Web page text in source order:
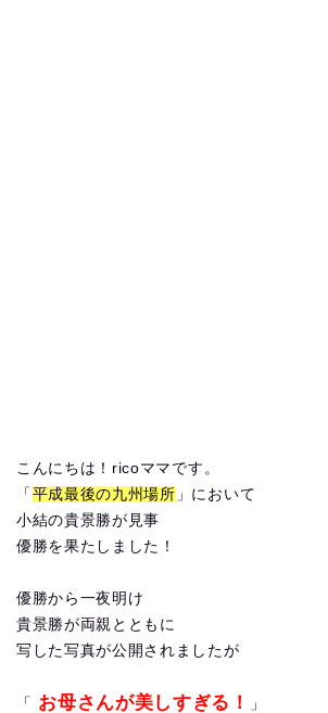
こんにちは！ricoママです。
「 平成最後の九州場所 」において
小結の貴景勝が見事
優勝を果たしました！
優勝から一夜明け
貴景勝が両親とともに
写した写真が公開されましたが
「 お母さんが美しすぎる！
」